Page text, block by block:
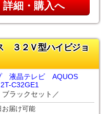
詳細・購入へ
３２Ｖ型ハイビジョ
液晶テレビ AQUOS
C32GE1
ラックセット／
お届け可能